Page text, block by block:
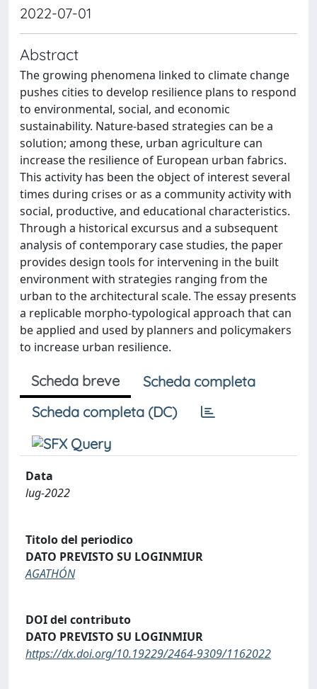
2022-07-01
Abstract
The growing phenomena linked to climate change
pushes cities to develop resilience plans to respond
to environmental, social, and economic
sustainability. Nature-based strategies can be a
solution; among these, urban agriculture can
increase the resilience of European urban fabrics.
This activity has been the object of interest several
times during crises or as a community activity with
social, productive, and educational characteristics.
Through a historical excursus and a subsequent
analysis of contemporary case studies, the paper
provides design tools for intervening in the built
environment with strategies ranging from the
urban to the architectural scale. The essay presents
a replicable morpho-typological approach that can
be applied and used by planners and policymakers
to increase urban resilience.
Scheda breve
Scheda completa
Scheda completa (DC)
Data
lug-2022
Titolo del periodico
DATO PREVISTO SU LOGINMIUR
AGATHÓN
DOI del contributo
DATO PREVISTO SU LOGINMIUR
https://dx.doi.org/10.19229/2464-9309/1162022